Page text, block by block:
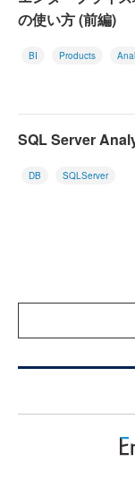
の使い方 (前編)
BI Products
SQL Server
DB SQLServer